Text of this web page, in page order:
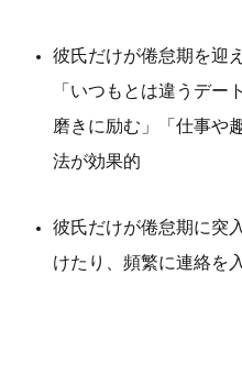
彼氏だけが倦怠期を迎
「いつもとは違うデー
磨きに励む」「仕事や
法が効果的
彼氏だけが倦怠期に突
けたり、頻繁に連絡を